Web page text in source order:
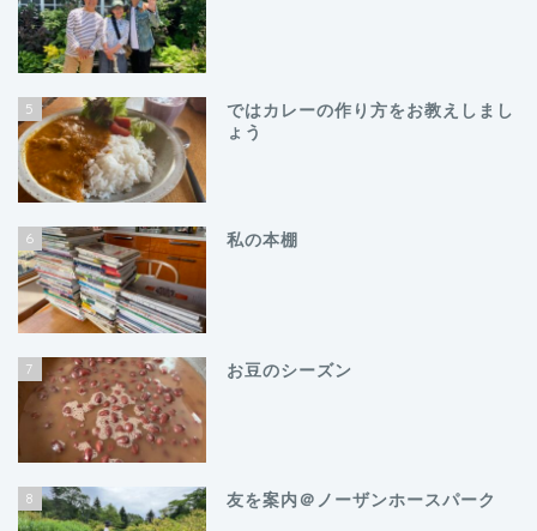
5
ではカレーの作り方をお教えしまし
ょう
6 私の本棚
7 お豆のシーズン
8 友を案内＠ノーザンホースパーク